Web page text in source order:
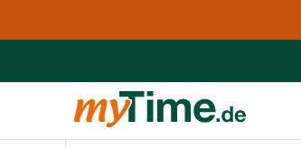
Zur Navigation springen